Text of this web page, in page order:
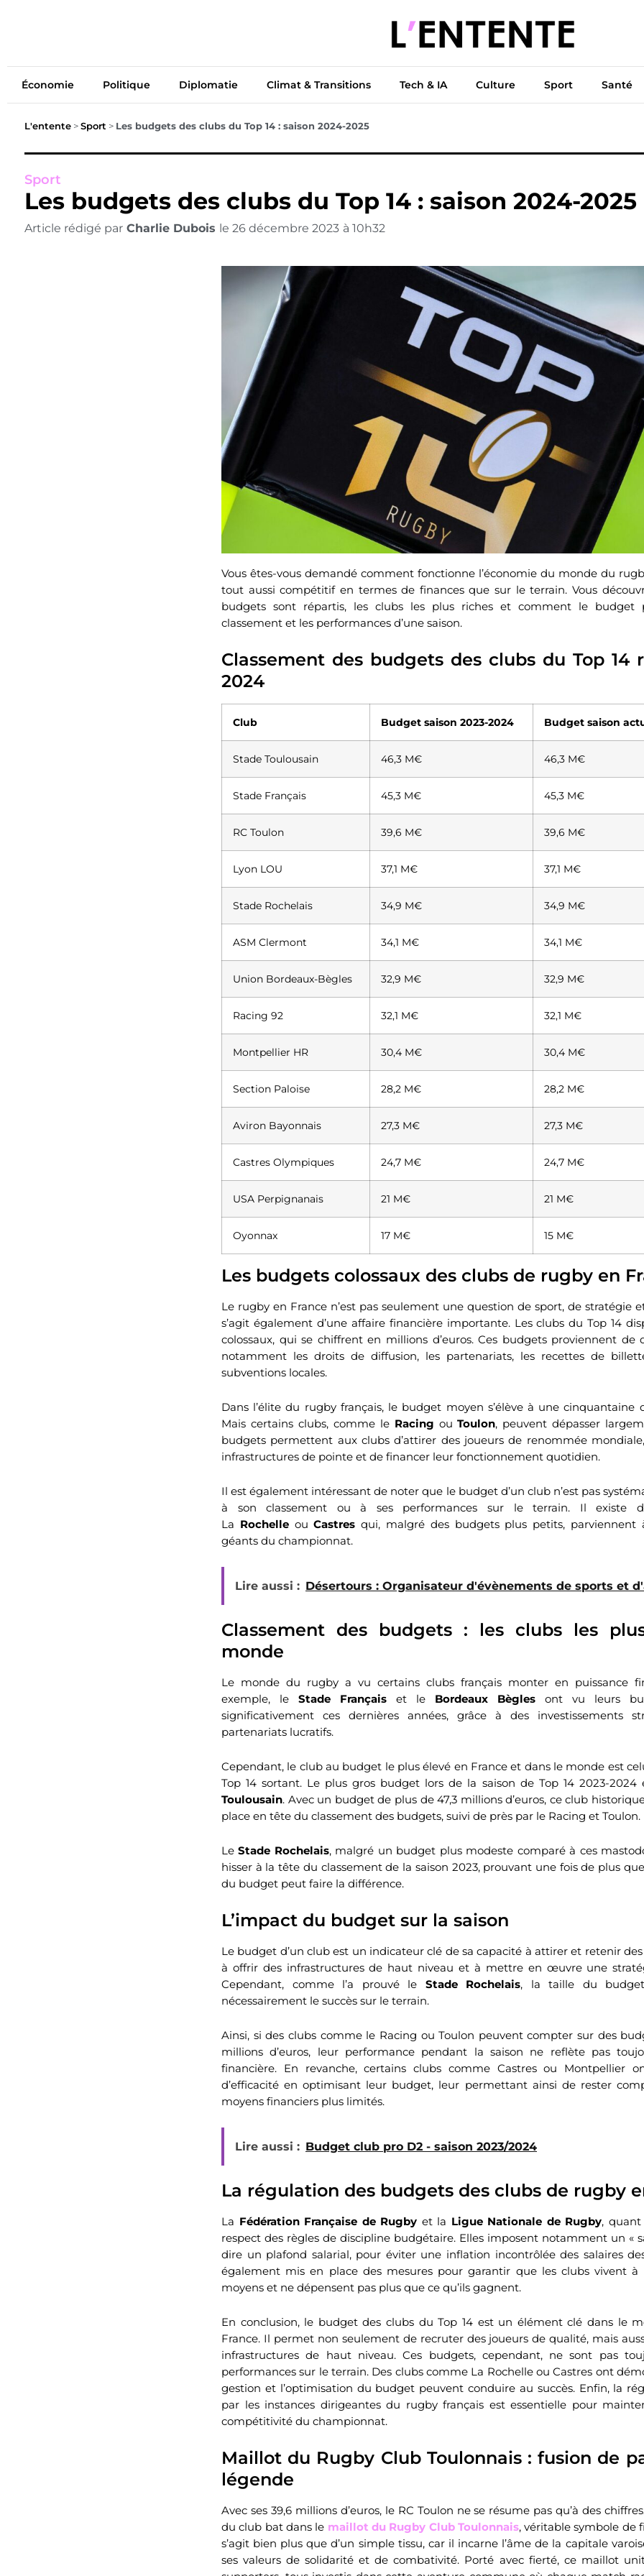
Diplomatie Climat & Transitions Tech & IA
Économie Politique Diplomatie Climat & Transitions Tech & IA Culture Sport Santé
L'entente> Sport > Les budgets des clubs du Top 14 : saison 2024-2025
Sport
Les budgets des clubs du Top 14 : saison 2024-2025
Article rédigé par Charlie Dubois le 26 décembre 2023 à 10h32
Vous êtes-vous demandé comment fonctionne l’économie du monde du
tout aussi compétitif en termes de finances que sur le terrain. Vous
budgets sont répartis, les clubs les plus riches et comment le budget
classement et les performances d’une saison.
Classement des budgets des clubs du Top 14
2024
Club Budget saison 2023-2024 Budget saison
Stade Toulousain 46,3 M€ 46,3 M€
Stade Français 45,3 M€ 45,3 M€
RC Toulon 39,6 M€ 39,6 M€
Lyon LOU 37,1 M€ 37,1 M€
Stade Rochelais 34,9 M€ 34,9 M€
ASM Clermont 34,1 M€ 34,1 M€
Union Bordeaux-Bègles 32,9 M€ 32,9 M€
Racing 92 32,1 M€ 32,1 M€
Montpellier HR 30,4 M€ 30,4 M€
Section Paloise 28,2 M€ 28,2 M€
Aviron Bayonnais 27,3 M€ 27,3 M€
Castres Olympiques 24,7 M€ 24,7 M€
USA Perpignanais 21 M€ 21 M€
Oyonnax 17 M€ 15 M€
Les budgets colossaux des clubs de rugby en
Le rugby en France n’est pas seulement une question de sport, de stratégie
s’agit également d’une affaire financière importante. Les clubs du Top 14
colossaux, qui se chiffrent en millions d’euros. Ces budgets proviennent de
notamment les droits de diffusion, les partenariats, les recettes de
subventions locales.
Dans l’élite du rugby français, le budget moyen s’élève à une cinquantaine
Mais certains clubs, comme le Racing ouToulon, peuvent dépasser
budgets permettent aux clubs d’attirer des joueurs de renommée
infrastructures de pointe et de financer leur fonctionnement quotidien.
Il est également intéressant de noter que le budget d’un club n’est pas
à son classement ou à ses performances sur le terrain. Il existe
La RochelleouCastres qui, malgré des budgets plus petits, parviennent
géants du championnat.
Lire aussi : Désertours : Organisateur d'évènements de sports et
Classement des budgets : les clubs les
monde
Le monde du rugby a vu certains clubs français monter en puissance
exemple, le Stade Français et le Bordeaux Bègles ont vu leurs
significativement ces dernières années, grâce à des investissements
partenariats lucratifs.
Cependant, le club au budget le plus élevé en France et dans le monde est
Top 14 sortant. Le plus gros budget lors de la saison de Top 14 2023-2024
Toulousain. Avec un budget de plus de 47,3 millions d’euros, ce club
place en tête du classement des budgets, suivi de près par le Racing et Toulon.
LeStade Rochelais, malgré un budget plus modeste comparé à ces
hisser à la tête du classement de la saison 2023, prouvant une fois de plus
du budget peut faire la différence.
L’impact du budget sur la saison
Le budget d’un club est un indicateur clé de sa capacité à attirer et retenir
à offrir des infrastructures de haut niveau et à mettre en œuvre une
Cependant, comme l’a prouvé le Stade Rochelais, la taille du
nécessairement le succès sur le terrain.
Ainsi, si des clubs comme le Racing ou Toulon peuvent compter sur des
millions d’euros, leur performance pendant la saison ne reflète pas
financière. En revanche, certains clubs comme Castres ou Montpellier
d’efficacité en optimisant leur budget, leur permettant ainsi de rester
moyens financiers plus limités.
Lire aussi : Budget club pro D2 - saison 2023/2024
La régulation des budgets des clubs de rugby
La Fédération Française de Rugby et la Ligue Nationale de Rugby, quant
respect des règles de discipline budgétaire. Elles imposent notamment un «
dire un plafond salarial, pour éviter une inflation incontrôlée des salaires
également mis en place des mesures pour garantir que les clubs vivent à
moyens et ne dépensent pas plus que ce qu’ils gagnent.
En conclusion, le budget des clubs du Top 14 est un élément clé dans le
France. Il permet non seulement de recruter des joueurs de qualité, mais
infrastructures de haut niveau. Ces budgets, cependant, ne sont pas
performances sur le terrain. Des clubs comme La Rochelle ou Castres ont
gestion et l’optimisation du budget peuvent conduire au succès. Enfin, la
par les instances dirigeantes du rugby français est essentielle pour
compétitivité du championnat.
Maillot du Rugby Club Toulonnais : fusion de
légende
Avec ses 39,6 millions d’euros, le RC Toulon ne se résume pas qu’à des
du club bat dans le maillot du Rugby Club Toulonnais, véritable symbole de
s’agit bien plus que d’un simple tissu, car il incarne l’âme de la capitale
ses valeurs de solidarité et de combativité. Porté avec fierté, ce maillot